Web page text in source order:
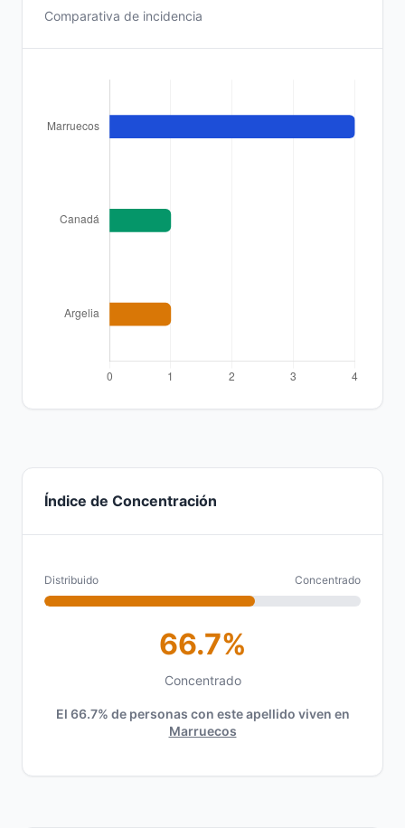
Comparativa de incidencia
Índice de Concentración
Distribuido Concentrado
66.7%
Concentrado
El 66.7% de personas con este apellido viven en
Marruecos